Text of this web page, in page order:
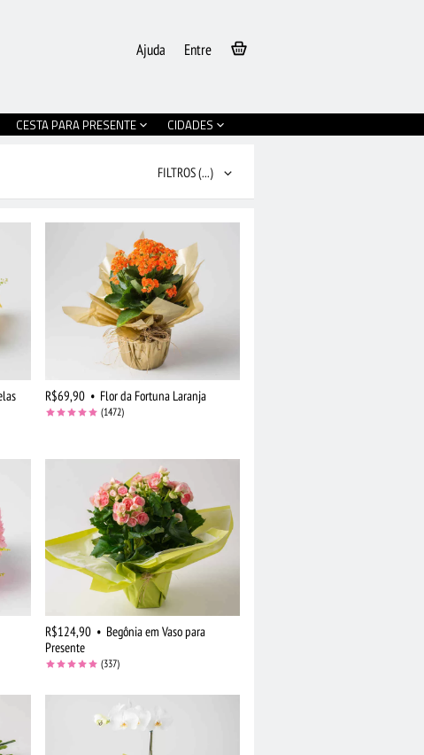
Entre
Ajuda
CESTA PARA PRESENTE CIDADES
FILTROS(...)
R$69,90 • Flor da Fortuna Laranja
(1472)
R$124,90 • Begônia em Vaso para
Presente
(337)